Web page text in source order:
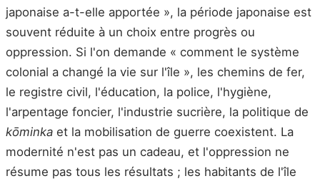
japonaise a-t-elle apportée », la période japonaise est
souvent réduite à un choix entre progrès ou
oppression. Si l'on demande « comment le système
colonial a changé la vie sur l'île », les chemins de fer,
le registre civil, l'éducation, la police, l'hygiène,
l'arpentage foncier, l'industrie sucrière, la politique de
kōminka et la mobilisation de guerre coexistent. La
modernité n'est pas un cadeau, et l'oppression ne
résume pas tous les résultats ; les habitants de l'île